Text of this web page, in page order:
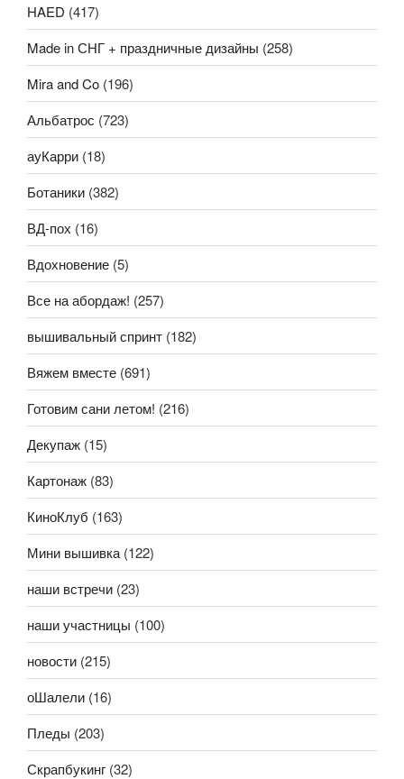
HAED (417)
Made in СНГ + праздничные дизайны (258)
Mira and Co (196)
Альбатрос (723)
ауКарри (18)
Ботаники (382)
ВД-пох (16)
Вдохновение (5)
Все на абордаж! (257)
вышивальный спринт (182)
Вяжем вместе (691)
Готовим сани летом! (216)
Декупаж (15)
Картонаж (83)
КиноКлуб (163)
Мини вышивка (122)
наши встречи (23)
наши участницы (100)
новости (215)
оШалели (16)
Пледы (203)
Скрапбукинг (32)